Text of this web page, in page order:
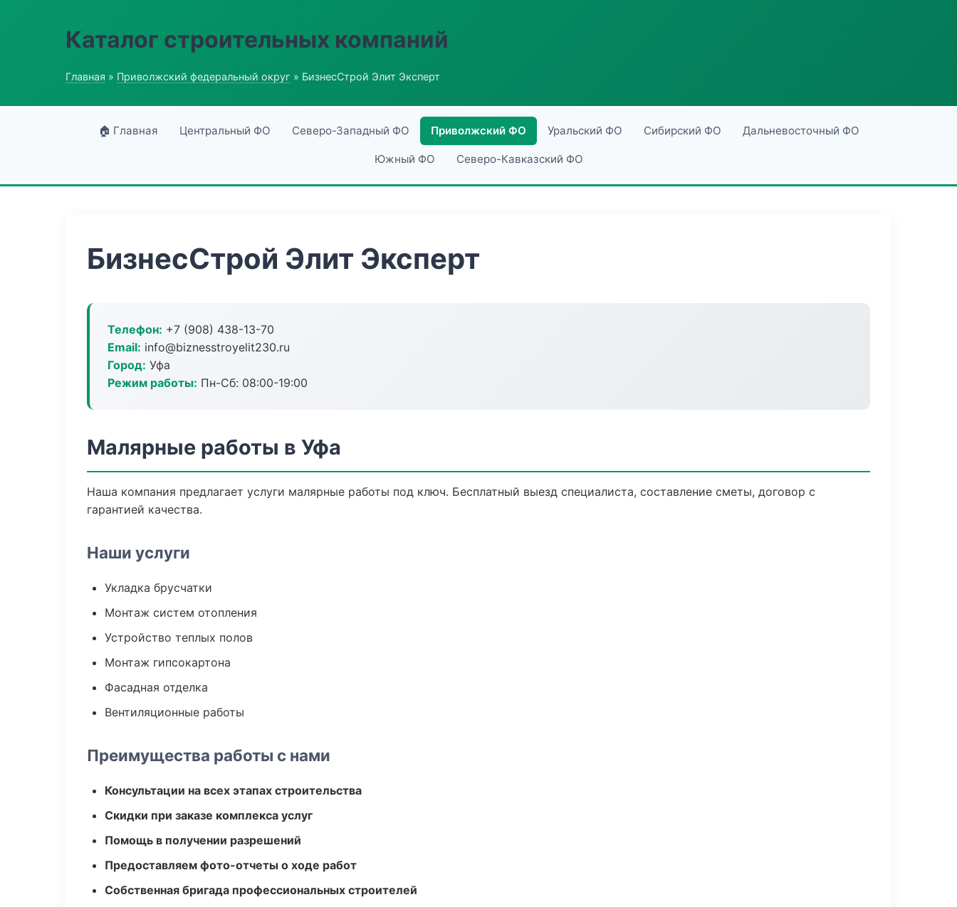
Каталог строительных компаний
Главная » Приволжский федеральный округ » БизнесСтрой Элит Эксперт
🏠 Главная Центральный ФО Северо-Западный ФО Приволжский ФО Уральский ФО Сибирский ФО Дальневосточный ФО
Южный ФО Северо-Кавказский ФО
БизнесСтрой Элит Эксперт
Телефон: +7 (908) 438-13-70
Email: info@biznesstroyelit230.ru
Город: Уфа
Режим работы: Пн-Сб: 08:00-19:00
Малярные работы в Уфа
Наша компания предлагает услуги малярные работы под ключ. Бесплатный выезд специалиста, составление сметы, договор с
гарантией качества.
Наши услуги
Укладка брусчатки
Монтаж систем отопления
Устройство теплых полов
Монтаж гипсокартона
Фасадная отделка
Вентиляционные работы
Преимущества работы с нами
Консультации на всех этапах строительства
Скидки при заказе комплекса услуг
Помощь в получении разрешений
Предоставляем фото-отчеты о ходе работ
Собственная бригада профессиональных строителей